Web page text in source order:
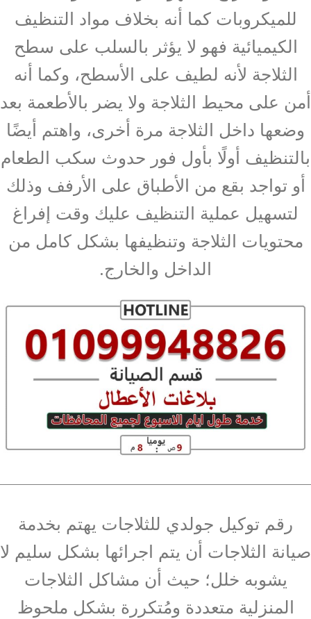
للميكروبات كما أنه بخلاف مواد التنظيف
الكيميائية فهو لا يؤثر بالسلب على سطح
الثلاجة لأنه لطيف على الأسطح، وكما أنه
أمن على محيط الثلاجة ولا يضر بالأطعمة بعد
وضعها داخل الثلاجة مرة أخرى، واهتم أيضًا
بالتنظيف أولًا بأول فور حدوث سكب الطعام
أو تواجد بقع من الأطباق على الأرفف وذلك
لتسهيل عملية التنظيف عليك وقت إفراغ
محتويات الثلاجة وتنظيفها بشكل كامل من
الداخل والخارج.
رقم توكيل جولدي للثلاجات يهتم بخدمة
صيانة الثلاجات أن يتم اجرائها بشكل سليم لا
يشوبه خلل؛ حيث أن مشاكل الثلاجات
المنزلية متعددة ومُتكررة بشكل ملحوظ